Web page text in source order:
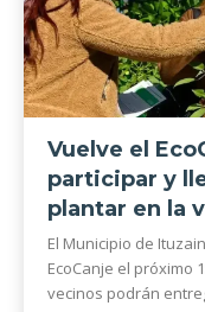
Vuelve el
participar y
plantar en la
El Municipio de
EcoCanje el próximo
vecinos podrán